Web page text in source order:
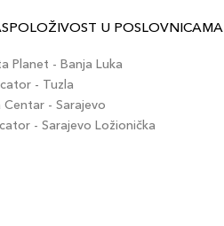
U POSLOVNICAMA
Planet - Banja Luka
- Tuzla
Centar - Sarajevo
- Sarajevo Ložionička